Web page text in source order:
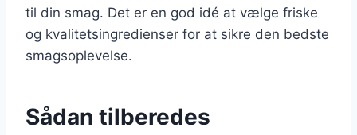
til din smag. Det er en god idé at vælge friske
og kvalitetsingredienser for at sikre den bedste
smagsoplevelse.
Sådan tilberedes